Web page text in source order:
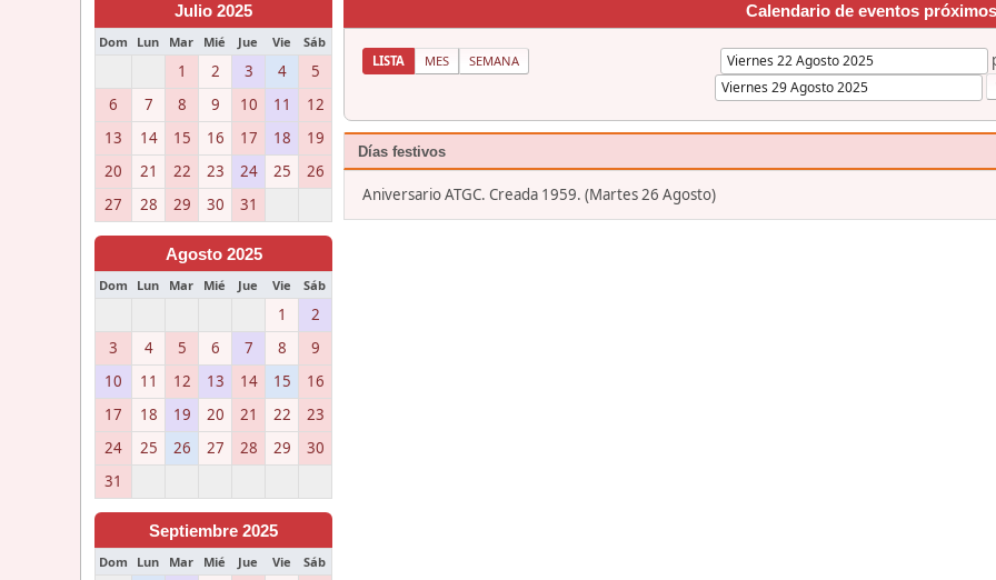
Julio 2025
Dom Lun Mar Mié Jue Vie Sáb
1 2 3 4
5
6
7 8 9 10 11
12
13
14 15 16 17 18
19
20
21 22 23 24 25
26
27
28 29 30 31
Agosto 2025
Dom Lun Mar Mié Jue Vie Sáb
1
2
3
4 5 6 7 8
9
10
11 12 13 14 15
16
17
18 19 20 21 22
23
24
25 26 27 28 29
30
31
Septiembre 2025
Dom Lun Mar Mié Jue Vie Sáb
Calendario de eventos próximos
LISTA MES SEMANA
Días festivos
Aniversario ATGC. Creada 1959. (Martes 26 Agosto)